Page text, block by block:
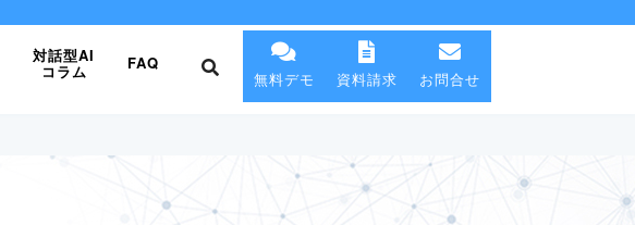
対話型AI
コラム FAQ
無料デモ 資料請求 お問合せ